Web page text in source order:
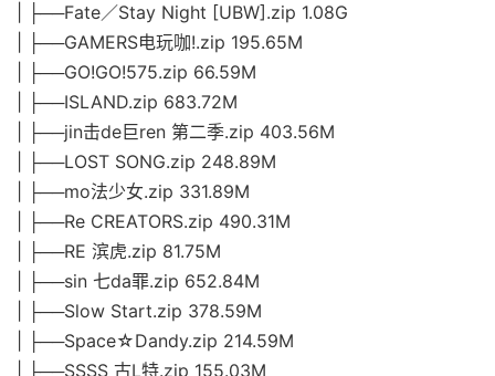
| ├──Fate／Stay Night [UBW].zip 1.08G
| ├──GAMERS电玩咖!.zip 195.65M
| ├──GO!GO!575.zip 66.59M
| ├──ISLAND.zip 683.72M
| ├──jin击de巨ren 第二季.zip 403.56M
| ├──LOST SONG.zip 248.89M
| ├──mo法少女.zip 331.89M
| ├──Re CREATORS.zip 490.31M
| ├──RE 滨虎.zip 81.75M
| ├──sin 七da罪.zip 652.84M
| ├──Slow Start.zip 378.59M
| ├──Space☆Dandy.zip 214.59M
| ├──SSSS 古L特.zip 155.03M